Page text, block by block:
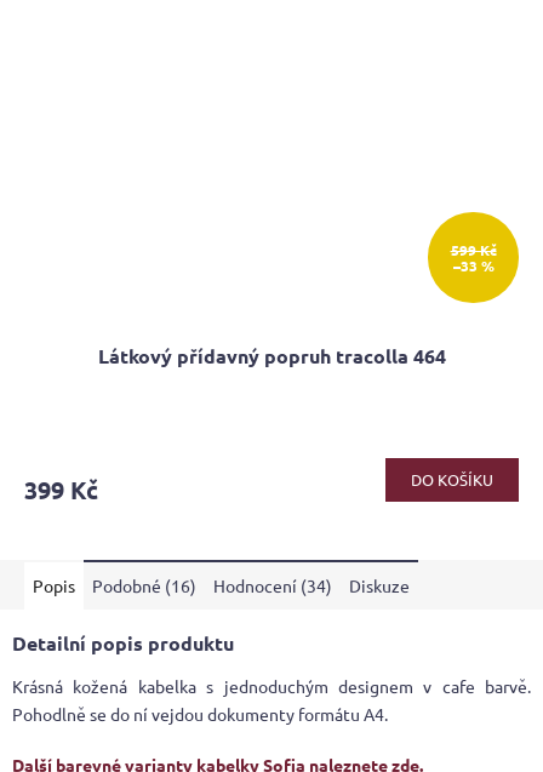
599 Kč
–33 %
Látkový přídavný popruh tracolla 464
je
hvězdiček.
399 Kč DO KOŠÍKU
Popis Podobné (16) Hodnocení (34) Diskuze
Detailní popis produktu
Krásná kožená kabelka s jednoduchým designem v cafe barvě.
Pohodlně se do ní vejdou dokumenty formátu A4.
Další barevné varianty kabelky Sofia naleznete zde.